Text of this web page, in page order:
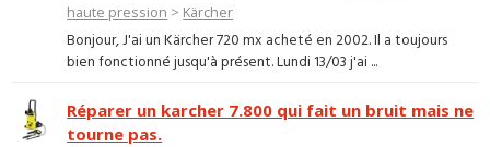
haute pression > Kärcher
Bonjour, J'ai un Kärcher 720 mx acheté en 2002. Il a toujours
bien fonctionné jusqu'à présent. Lundi 13/03 j'ai ...
Réparer un karcher 7.800 qui fait un bruit mais ne
tourne pas.